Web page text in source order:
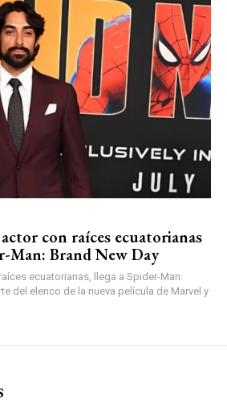
con raíces ecuatorianas
Man: Brand New Day
ecuatorianas, llega a Spider-Man:
del elenco de la nueva película de Marvel y